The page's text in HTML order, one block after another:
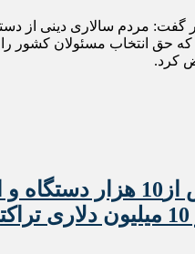
گفت: مردم سالاری دینی از
حق انتخاب مسئولان کشور
کرد.
تولید بیش از10 هزار
افزون بر 10 میلیون دلاری